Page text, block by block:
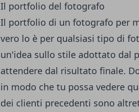
Il portfolio del fotografo
Il portfolio di un fotografo per
vero lo è per qualsiasi tipo di
un'idea sullo stile adottato dal
attendere dal risultato finale.
in modo che tu possa vedere
dei clienti precedenti sono